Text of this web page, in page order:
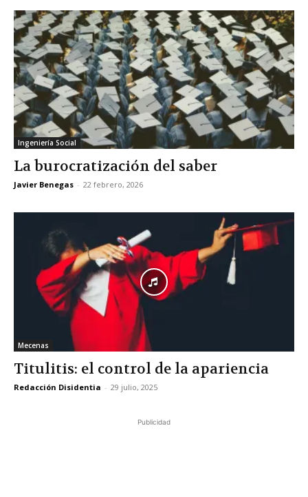
Ingeniería Social
La burocratización del saber
Javier Benegas - 22 febrero, 2026
Mecenas
Titulitis: el control de la apariencia
Redacción Disidentia - 29 julio, 2025
Publicidad